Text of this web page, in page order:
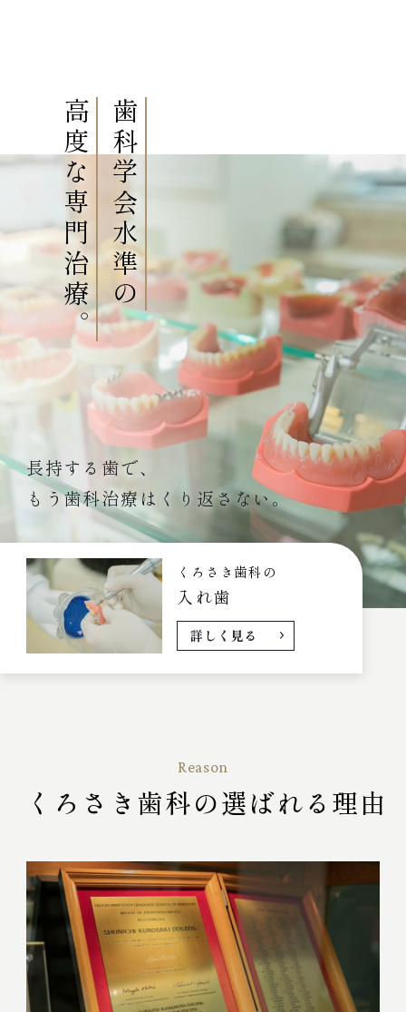
くろさき歯科の
入れ歯
詳しく見る
歯科学会水準の
高度な専門治療。
長持する歯で、
もう歯科治療はくり返さない。
Reason
くろさき歯科の選ばれる理由